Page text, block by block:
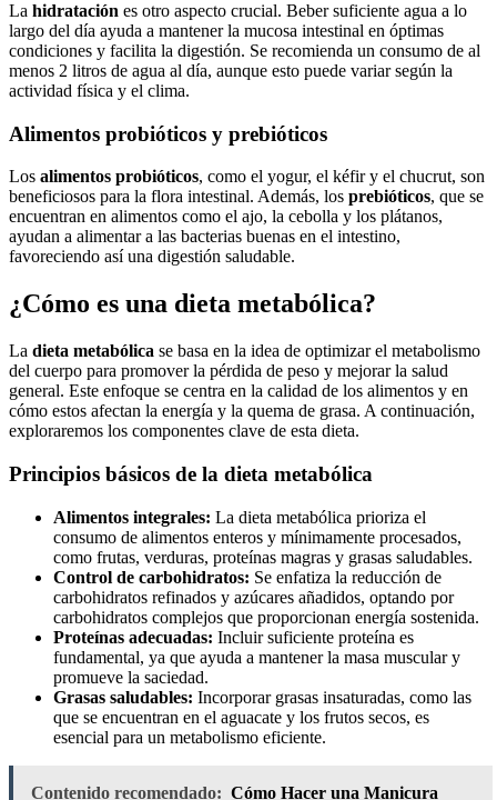
La hidratación es otro aspecto crucial. Beber suficiente agua a lo
largo del día ayuda a mantener la mucosa intestinal en óptimas
condiciones y facilita la digestión. Se recomienda un consumo de al
menos 2 litros de agua al día, aunque esto puede variar según la
actividad física y el clima.
Alimentos probióticos y prebióticos
Los alimentos probióticos, como el yogur, el kéfir y el chucrut, son
beneficiosos para la flora intestinal. Además, los prebióticos, que se
encuentran en alimentos como el ajo, la cebolla y los plátanos,
ayudan a alimentar a las bacterias buenas en el intestino,
favoreciendo así una digestión saludable.
¿Cómo es una dieta metabólica?
La dieta metabólica se basa en la idea de optimizar el metabolismo
del cuerpo para promover la pérdida de peso y mejorar la salud
general. Este enfoque se centra en la calidad de los alimentos y en
cómo estos afectan la energía y la quema de grasa. A continuación,
exploraremos los componentes clave de esta dieta.
Principios básicos de la dieta metabólica
Alimentos integrales: La dieta metabólica prioriza el
consumo de alimentos enteros y mínimamente procesados,
como frutas, verduras, proteínas magras y grasas saludables.
Control de carbohidratos: Se enfatiza la reducción de
carbohidratos refinados y azúcares añadidos, optando por
carbohidratos complejos que proporcionan energía sostenida.
Proteínas adecuadas: Incluir suficiente proteína es
fundamental, ya que ayuda a mantener la masa muscular y
promueve la saciedad.
Grasas saludables: Incorporar grasas insaturadas, como las
que se encuentran en el aguacate y los frutos secos, es
esencial para un metabolismo eficiente.
Contenido recomendado: Cómo Hacer una Manicura